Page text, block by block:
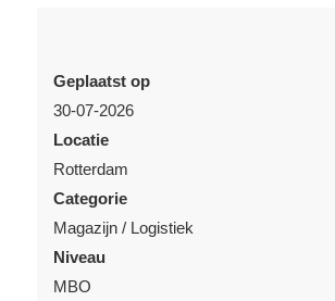
Geplaatst op
30-07-2026
Locatie
Rotterdam
Categorie
Magazijn / Logistiek
Niveau
MBO